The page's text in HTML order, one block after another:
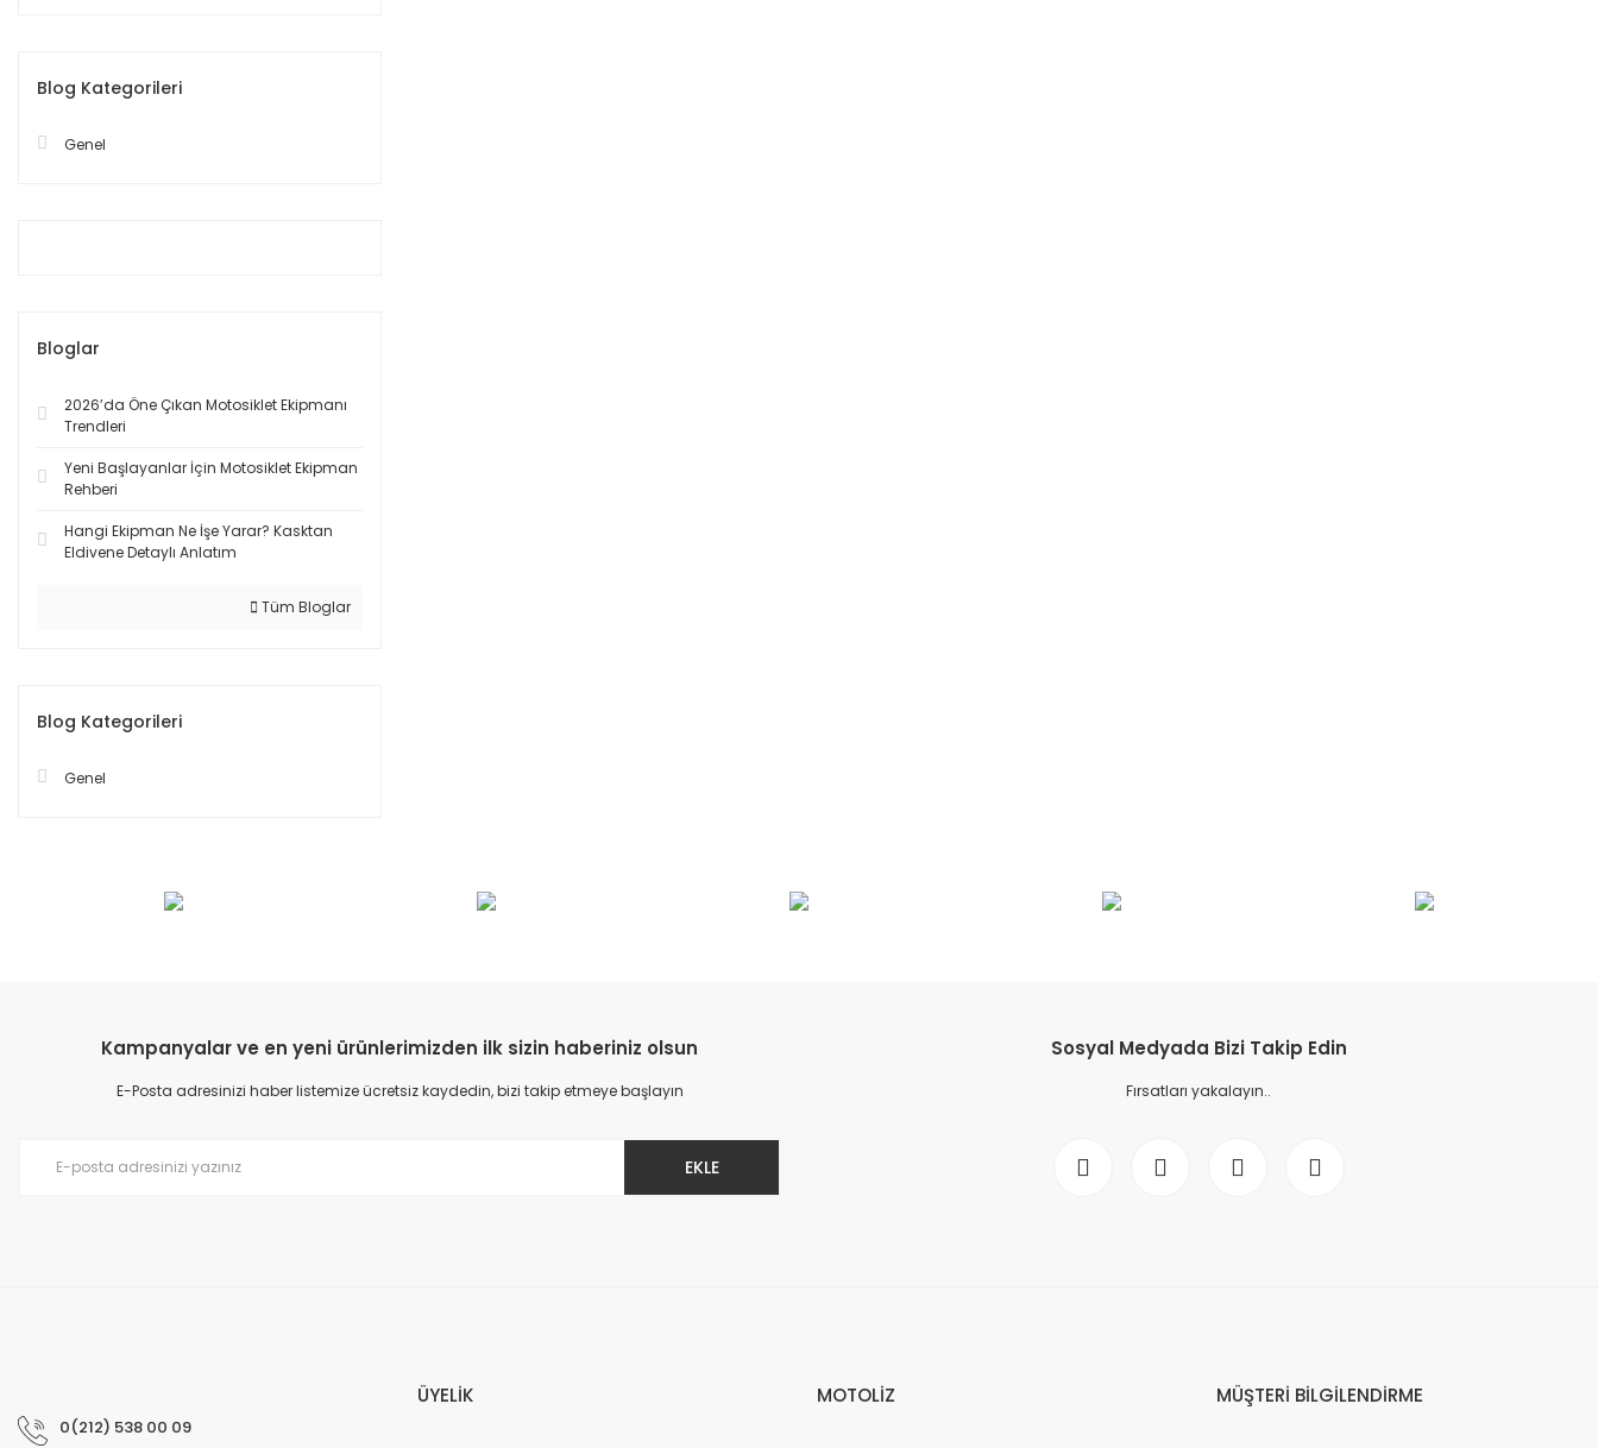
Blog Kategorileri
Genel
Bloglar
2026’da Öne Çıkan Motosiklet Ekipmanı
Trendleri
Yeni Başlayanlar İçin Motosiklet Ekipman
Rehberi
Hangi Ekipman Ne İşe Yarar? Kasktan
Eldivene Detaylı Anlatım
Tüm Bloglar
Blog Kategorileri
Genel
Kampanyalar ve en yeni ürünlerimizden ilk sizin haberiniz olsun
E-Posta adresinizi haber listemize ücretsiz kaydedin, bizi takip etmeye başlayın
EKLE
Sosyal Medyada Bizi Takip Edin
Fırsatları yakalayın..
0(212) 538 00 09
ÜYELİK MOTOLİZ MÜŞTERİ BİLGİLENDİRME